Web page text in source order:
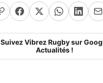
Suivez Vibrez Rugby sur
Actualités !